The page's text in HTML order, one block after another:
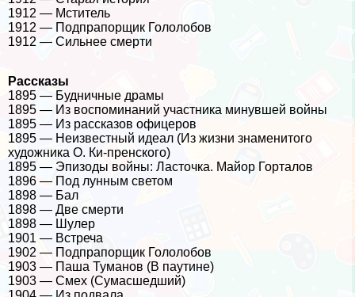
1912 — Мститель
1912 — Подпрапорщик Гололобов
1912 — Сильнее cмepти
Рассказы
1895 — Будничные драмы
1895 — Из воспоминаний участника минувшей войны
1895 — Из рассказов офицеров
1895 — Неизвестный идеал (Из жизни знаменитого
художника О. Ки-пренского)
1895 — Эпизоды войны: Ласточка. Майор Горталов
1896 — Под лунным светом
1898 — Бал
1898 — Две cмepти
1898 — Шулер
1901 — Встреча
1902 — Подпрапорщик Гололобов
1903 — Паша Туманов (В паутине)
1903 — Смех (Cyмacшедший)